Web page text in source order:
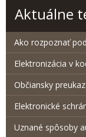
Aktuálne
Ako rozpoznať
Elektronizácia v
Občiansky
Elektronické
Uznané spôsoby